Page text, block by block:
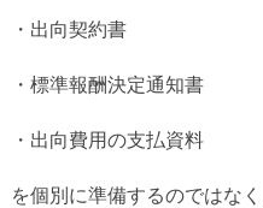
・出向契約書
・標準報酬決定通知書
・出向費用の支払資料
を個別に準備するのではな